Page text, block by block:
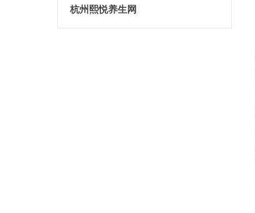
杭州熙悦养生网